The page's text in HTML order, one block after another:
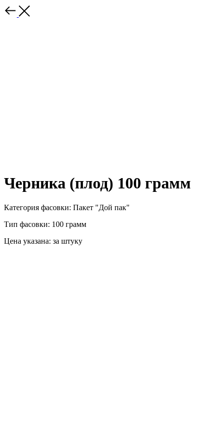
Черника (плод) 100 грамм
Категория фасовки: Пакет "Дой пак"
Тип фасовки: 100 грамм
Цена указана: за штуку